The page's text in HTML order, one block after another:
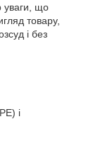
уваги, що
товару,
і без
і